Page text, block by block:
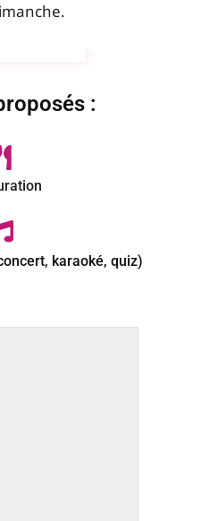
:
karaoké, quiz)